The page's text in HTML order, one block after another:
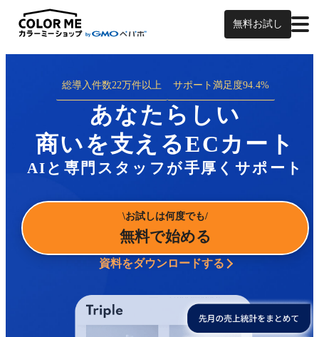
無料お試し
総導入件数22万件以上 サポート満足度94.4%
あなたらしい
商いを支えるECカート
AIと専門スタッフが手厚くサポート
お試しは何度でも
無料で始める
資料をダウンロードする